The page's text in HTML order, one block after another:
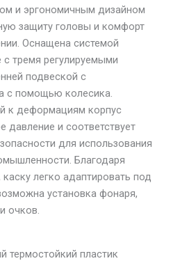
и эргономичным дизайном
защиту головы и комфорт
Оснащена системой
тремя регулируемыми
подвеской с
с помощью колесика.
к деформациям корпус
и соответствует
для использования
Благодаря
легко адаптировать под
установка фонаря,
очков.
термостойкий пластик